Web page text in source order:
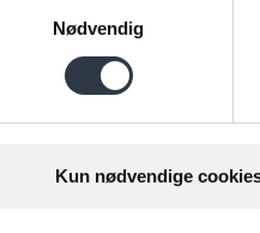
Nødvendig
Kun nødvendige
i indbakken